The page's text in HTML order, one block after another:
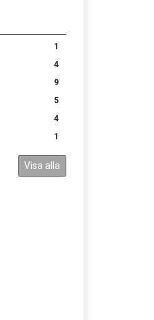
1
4
9
5
4
1
Visa alla